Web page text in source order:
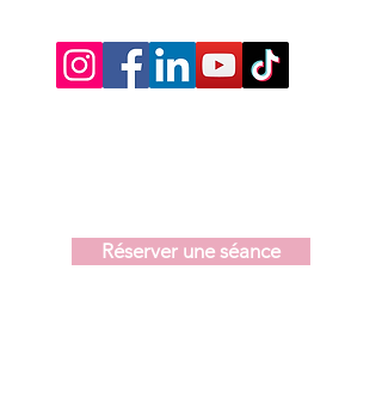
Réserver une séance